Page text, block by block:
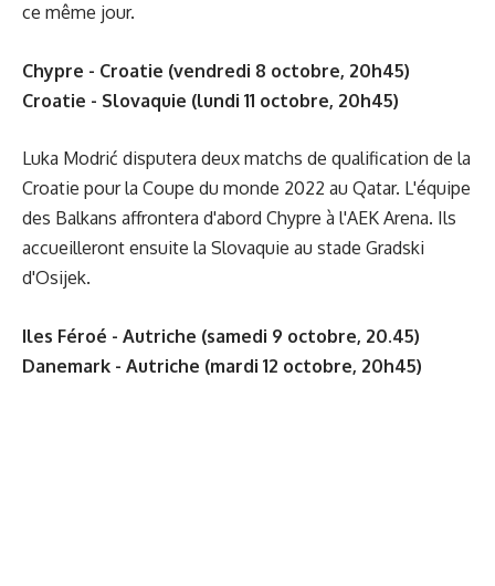
ce même jour.
Chypre - Croatie (vendredi 8 octobre, 20h45)
Croatie - Slovaquie (lundi 11 octobre, 20h45)
Luka Modrić disputera deux matchs de qualification de la
Croatie pour la Coupe du monde 2022 au Qatar. L'équipe
des Balkans affrontera d'abord Chypre à l'AEK Arena. Ils
accueilleront ensuite la Slovaquie au stade Gradski
d'Osijek.
Iles Féroé - Autriche (samedi 9 octobre, 20.45)
Danemark - Autriche (mardi 12 octobre, 20h45)